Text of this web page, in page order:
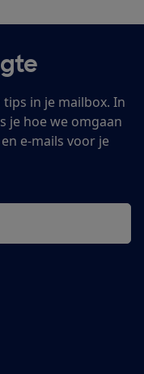
in je mailbox. In
je hoe we omgaan
e-mails voor je